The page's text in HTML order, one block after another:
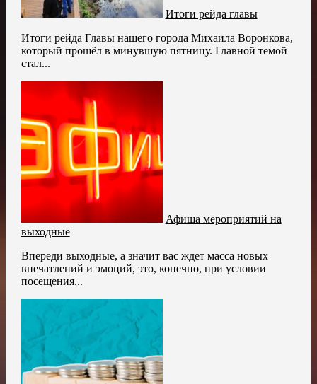
Итоги рейда главы
Итоги рейда Главы нашего города Михаила Воронкова,
который прошёл в минувшую пятницу. Главной темой
стал...
Афиша мероприятий на
выходные
Впереди выходные, а значит вас ждет масса новых
впечатлений и эмоций, это, конечно, при условии
посещения...